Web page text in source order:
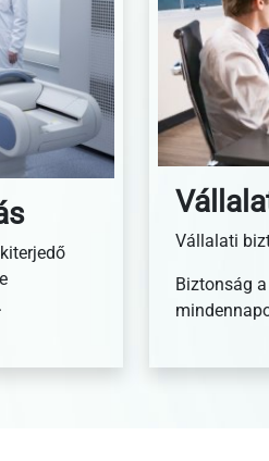
Vállalati
Biztonság